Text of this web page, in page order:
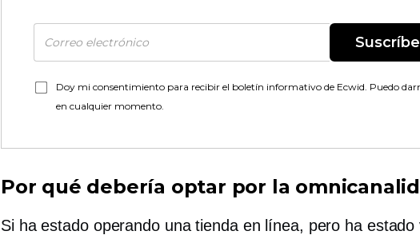
Doy mi consentimiento para recibir el boletín informativo de Ecwid. Puedo
en cualquier momento.
Por qué debería optar por la
Si ha estado operando una tienda en línea, pero ha estado